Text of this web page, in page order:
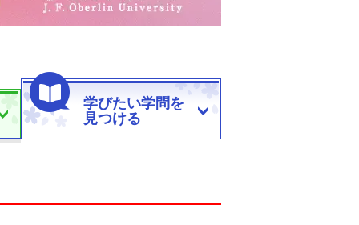
学びたい学問を
見つける